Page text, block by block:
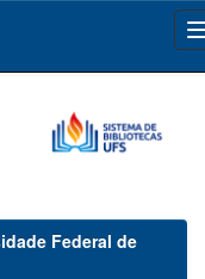
Federal de